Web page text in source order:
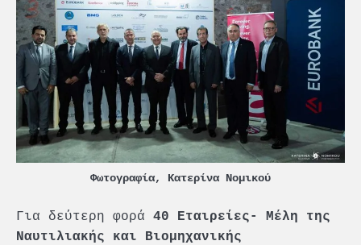
Φωτογραφία, Κατερίνα Νομικού
Για δεύτερη φορά 40 Εταιρείες- Μέλη της
Ναυτιλιακής και Βιομηχανικής